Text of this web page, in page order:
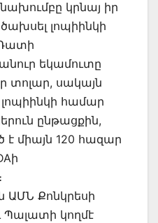
կրնայ իր
լոպիինկի
Դատի
եկամուտը
տոլար, սակայն
համար
ընթացքին,
միայն 120 հազար
ԱՄՆ Քոնկրեսի
Պալատի կողմէ